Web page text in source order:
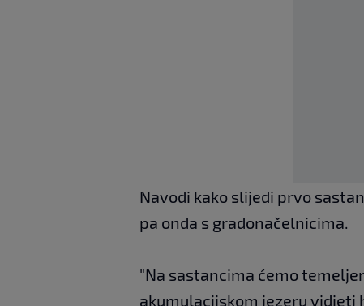
Navodi kako slijedi prvo
pa onda s gradonačelnicima.
"Na sastancima ćemo
akumulacijskom jezeru vidjeti